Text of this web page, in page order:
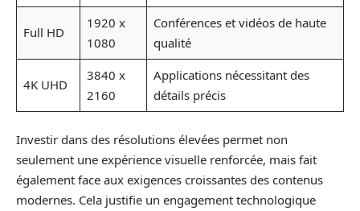
Full HD
1920 x
1080
Conférences et vidéos de haute
qualité
4K UHD
3840 x
2160
Applications nécessitant des
détails précis
Investir dans des résolutions élevées permet non
seulement une expérience visuelle renforcée, mais fait
également face aux exigences croissantes des contenus
modernes. Cela justifie un engagement technologique